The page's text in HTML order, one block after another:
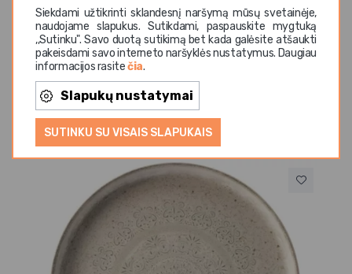
Siekdami užtikrinti sklandesnį naršymą mūsų svetainėje,
naudojame slapukus. Sutikdami, paspauskite mygtuką
,,Sutinku". Savo duotą sutikimą bet kada galėsite atšaukti
pakeisdami savo interneto naršyklės nustatymus. Daugiau
informacijos rasitečia.
Slapukų nustatymai
SUTINKU SU VISAIS SLAPUKAIS
stilingam namų stalui.
Panašios prekės